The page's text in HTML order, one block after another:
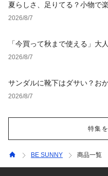
夏らしさ、足りてる？小物で
2026/8/7
「今買って秋まで使える」大
タイルとNGな着こなし
2026/8/7
サンダルに靴下はダサい？お
と男女別おすすめコーデ
2026/8/7
特集
BE SUNNY 商品一覧